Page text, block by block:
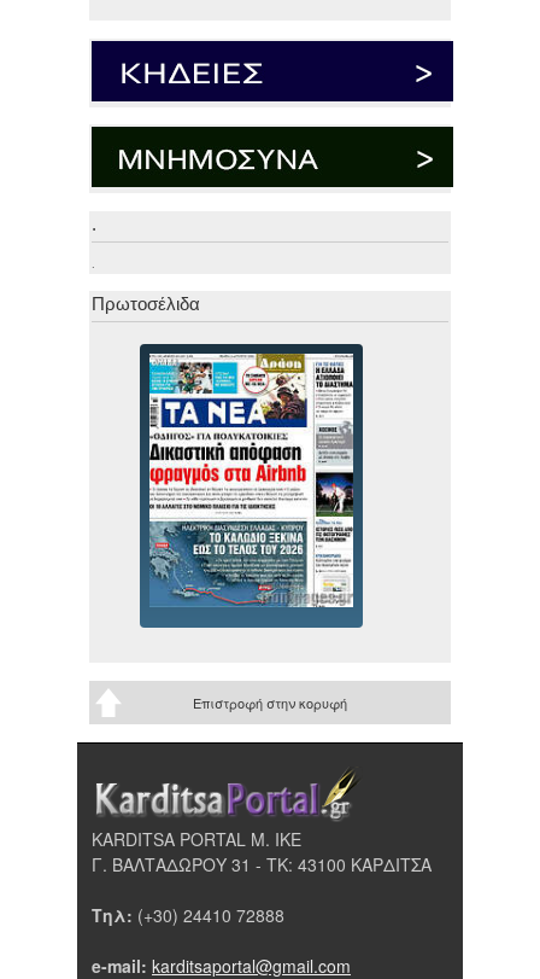
.
.
Πρωτοσέλιδα
Επιστροφή στην κορυφή
KARDITSA PORTAL Μ. ΙΚΕ
Γ. ΒΑΛΤΑΔΩΡΟΥ 31 - ΤΚ: 43100 ΚΑΡΔΙΤΣΑ
Τηλ: (+30) 24410 72888
e-mail: karditsaportal@gmail.com